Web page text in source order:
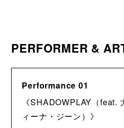
PERFORMER &
Performance 01
《SHADOWPLAY（feat.
ィーナ・ジーン）》